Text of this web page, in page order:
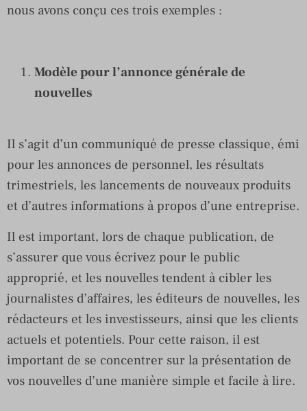
nous avons conçu ces trois exemples :
Modèle pour l’annonce générale de
nouvelles
Il s’agit d’un communiqué de presse classique, émi
pour les annonces de personnel, les résultats
trimestriels, les lancements de nouveaux produits
et d’autres informations à propos d’une entreprise.
Il est important, lors de chaque publication, de
s’assurer que vous écrivez pour le public
approprié, et les nouvelles tendent à cibler les
journalistes d’affaires, les éditeurs de nouvelles, les
rédacteurs et les investisseurs, ainsi que les clients
actuels et potentiels. Pour cette raison, il est
important de se concentrer sur la présentation de
vos nouvelles d’une manière simple et facile à lire.